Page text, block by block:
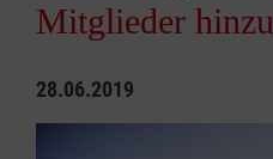
Mitglieder hinzu
28.06.2019